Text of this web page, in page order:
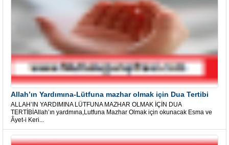
Allah’ın Yardımına-Lütfuna mazhar olmak için Dua Tertibi
ALLAH’IN YARDIMINA LÜTFUNA MAZHAR OLMAK İÇİN DUA
TERTİBİAllah’ın yardmına,Lutfuna Mazhar Olmak için okunacak Esma ve
Âyet-i Keri...